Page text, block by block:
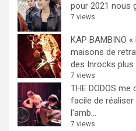
pour 2021 nous
7 views
KAP BAMBINO
maisons de
des Inrocks plus
7 views
THE DODOS
facile de
l'amb...
7 views